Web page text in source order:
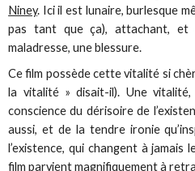
Niney. Ici il est lunaire, burlesque
pas tant que ça), attachant,
maladresse, une blessure.
Ce film possède cette vitalité si
la vitalité » disait-il). Une vitalité,
conscience du dérisoire de
aussi, et de la tendre ironie
l’existence, qui changent à
film parvient magnifiquement à